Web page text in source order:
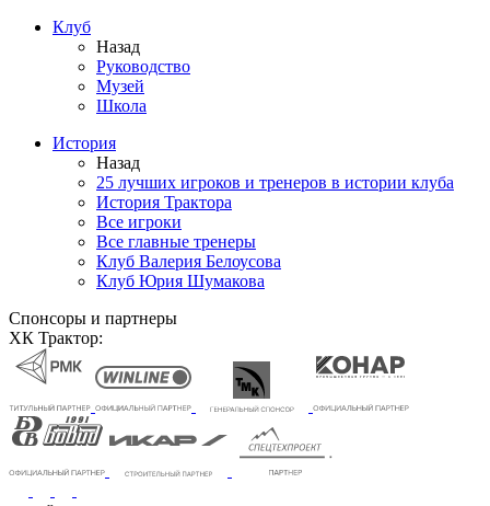
Клуб
Назад
Руководство
Музей
Школа
История
Назад
25 лучших игроков и тренеров в истории клуба
История Трактора
Все игроки
Все главные тренеры
Клуб Валерия Белоусова
Клуб Юрия Шумакова
Спонсоры и партнеры
ХК Трактор: